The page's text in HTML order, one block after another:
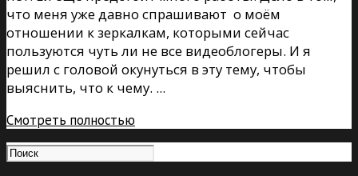
что меня уже давно спрашивают о моём
отношении к зеркалкам, которыми сейчас
пользуются чуть ли не все видеоблогеры. И я
решил с головой окунуться в эту тему, чтобы
выяснить, что к чему. ...
Смотреть полностью